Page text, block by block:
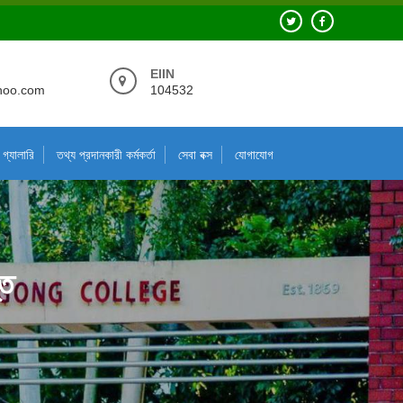
EIIN
104532
গ্যালারি তথ্য প্রদানকারী কর্মকর্তা সেবা বক্স যোগাযোগ